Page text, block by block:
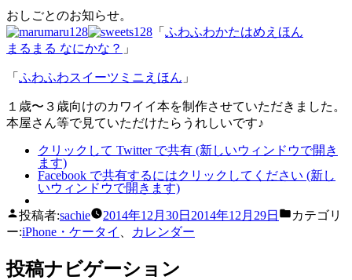
おしごとのお知らせ。
「 ふわふわかたはめえほん
まるまる なにかな？ 」
「 ふわふわスイーツミニえほん 」
１歳〜３歳向けのカワイイ本を制作させていただきました。
本屋さん等で見ていただけたらうれしいです♪
クリックして Twitter で共有 (新しいウィンドウで開き
ます)
Facebook で共有するにはクリックしてください (新し
いウィンドウで開きます)
投稿者:sachie 2014年12月30日 2014年12月29日
カテゴリ
ー:iPhone・ケータイ カレンダー
投稿ナビゲーション